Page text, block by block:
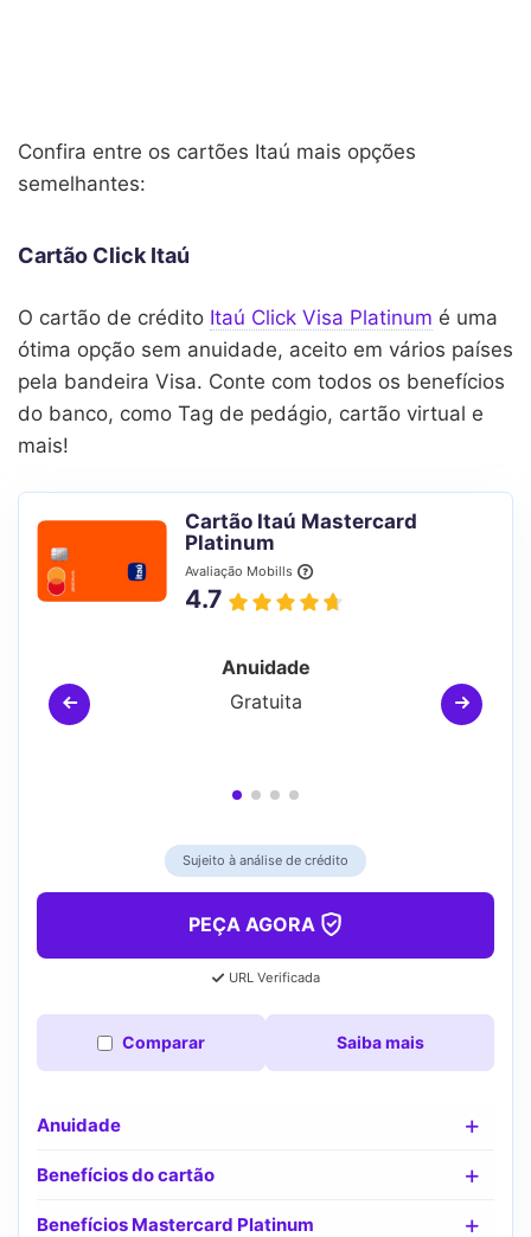
Confira entre os cartões Itaú mais opções
semelhantes:
Cartão Click Itaú
O cartão de crédito Itaú Click Visa Platinum é uma
ótima opção sem anuidade, aceito em vários países
pela bandeira Visa. Conte com todos os benefícios
do banco, como Tag de pedágio, cartão virtual e
mais!
Cartão Itaú Mastercard
Platinum
Avaliação Mobills
4.7
Anuidade
Gratuita
Sujeito à análise de crédito
PEÇA AGORA
URL Verificada
Comparar Saiba mais
Anuidade
Benefícios do cartão
Benefícios Mastercard Platinum